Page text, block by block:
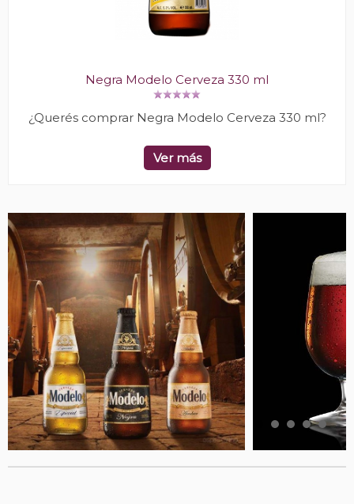
Negra Modelo Cerveza 330 ml
¿Querés comprar Negra Modelo Cerveza 330 ml?
Ver más